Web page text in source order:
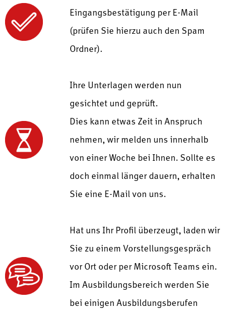
Eingangsbestätigung per E-Mail
(prüfen Sie hierzu auch den Spam
Ordner).
Ihre Unterlagen werden nun
gesichtet und geprüft.
Dies kann etwas Zeit in Anspruch
nehmen, wir melden uns innerhalb
von einer Woche bei Ihnen. Sollte es
doch einmal länger dauern, erhalten
Sie eine E-Mail von uns.
Hat uns Ihr Profil überzeugt, laden wir
Sie zu einem Vorstellungsgespräch
vor Ort oder per Microsoft Teams ein.
Im Ausbildungsbereich werden Sie
bei einigen Ausbildungsberufen